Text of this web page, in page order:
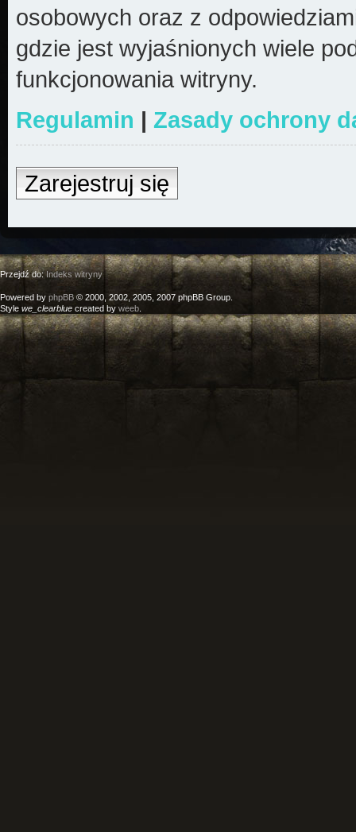
osobowych oraz z
gdzie jest wyjaśnionych wiele
funkcjonowania witryny.
Regulamin | Zasady ochrony
Zarejestruj się
Przejdź do:Indeks witryny
Powered by phpBB © 2000, 2002, 2005, 2007 phpBB Group.
Style we_clearblue created by weeb